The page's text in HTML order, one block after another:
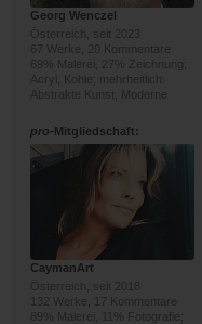
Georg Wenczel
Österreich, seit 2023
67 Werke, 20 Kommentare
69% Malerei, 27% Zeichnung;
Acryl, Kohle; mehrheitlich:
Abstrakte Kunst, Moderne
pro-Mitgliedschaft:
CaymanArt
Österreich, seit 2018
132 Werke, 17 Kommentare
89% Malerei, 11% Fotografie;